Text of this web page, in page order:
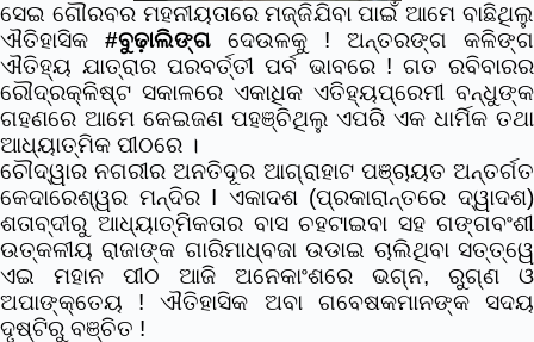
ସେଇ ଗୌରବର ମହନୀୟତାରେ ମଜ୍ଜିଯିବା ପାଇଁ ଆମେ ବାଛିଥିଲୁ
ଐତିହାସିକ #ବୁଢ଼ାଲିଙ୍ଗ ଦେଉଳକୁ ! ଅନ୍ତରଙ୍ଗ କଳିଙ୍ଗ
ଐତିହ୍ୟ ଯାତ୍ରାର ପରବର୍ତ୍ତୀ ପର୍ବ ଭାବରେ ! ଗତ ରବିବାରର
ରୌଦ୍ରକ୍ଳିଷ୍ଟ ସକାଳରେ ଏକାଧିକ ଏତିହ୍ୟପ୍ରେମୀ ବନ୍ଧୁଙ୍କ
ଗହଣରେ ଆମେ କେଇଜଣ ପହଞ୍ଚିଥିଲୁ ଏପରି ଏକ ଧାର୍ମିକ ତଥା
ଆଧ୍ୟାତ୍ମିକ ପୀଠରେ ।
ଚୌଦ୍ୱାର ନଗରୀର ଅନତିଦୂର ଆଗ୍ରାହାଟ ପଞ୍ଚାୟତ ଅନ୍ତର୍ଗତ
କେଦାରେଶ୍ୱର ମନ୍ଦିର I ଏକାଦଶ (ପ୍ରକାରାନ୍ତରେ ଦ୍ୱାଦଶ)
ଶତାବ୍ଦୀରୁ ଆଧ୍ୟାତ୍ମିକତାର ବାସ ଚହଟାଇବା ସହ ଗଙ୍ଗବଂଶୀ
ଉତ୍କଳୀୟ ରାଜାଙ୍କ ଗାରିମାଧ୍ବଜା ଉଡାଇ ଚାଲିଥିବା ସତ୍ତ୍ୱେ
ଏଇ ମହାନ ପୀଠ ଆଜି ଅନେକାଂଶରେ ଭଗ୍ନ, ରୁଗ୍ଣ ଓ
ଅପାଙ୍କ୍ତେୟ ! ଐତିହାସିକ ଅବା ଗବେଷକମାନଙ୍କ ସଦୟ
ଦୃଷ୍ଟିରୁ ବଞ୍ଚିତ !